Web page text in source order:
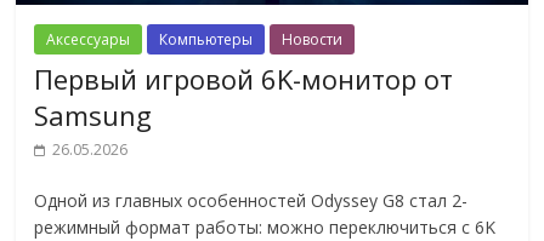
Аксессуары Компьютеры Новости
Первый игровой 6K-монитор от
Samsung
26.05.2026
Одной из главных особенностей Odyssey G8 стал 2-
режимный формат работы: можно переключиться с 6K